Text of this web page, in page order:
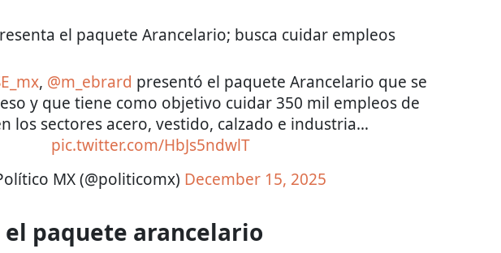
el paquete Arancelario; busca cuidar empleos
, @m_ebrard presentó el paquete Arancelario que se
y que tiene como objetivo cuidar 350 mil empleos de
los sectores acero, vestido, calzado e industria…
pic.twitter.com/HbJs5ndwlT
MX (@politicomx) December 15, 2025
el paquete arancelario